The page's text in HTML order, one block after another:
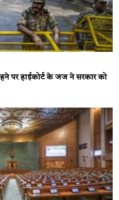
पर हाईकोर्ट के जज ने सरकार को